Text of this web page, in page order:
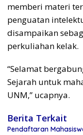
memberi materi
penguatan
disampaikan
perkuliahan kelak.
“Selamat
Sejarah untuk
UNM,” ucapnya.
Berita Terkait
Pendaftaran